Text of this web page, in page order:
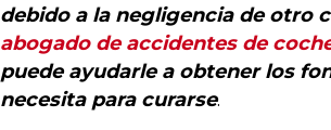
debido a la negligencia de otro
abogado de accidentes de
puede ayudarle a obtener los
necesita para curarse.